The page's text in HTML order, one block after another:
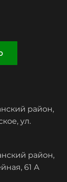
район,
ул.
район,
61 А